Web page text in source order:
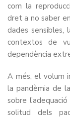
com la
dret a no saber
dades sensibles,
contextos de
dependència
A més, el volum
la pandèmia de
sobre
solitud dels